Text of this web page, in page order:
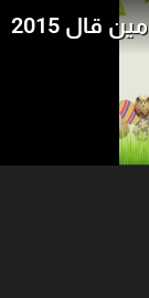
مين قال 2015